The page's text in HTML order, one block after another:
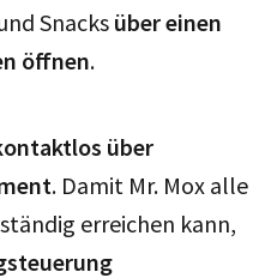
Snacks über einen
öffnen.
über
. Damit Mr. Mox alle
erreichen kann,